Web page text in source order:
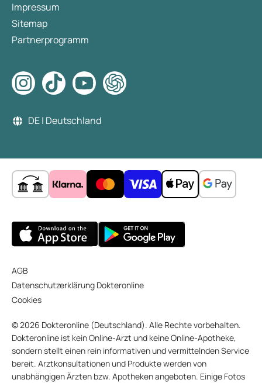
Impressum
Sitemap
Partnerprogramm
DE | Deutschland
AGB
Datenschutzerklärung Dokteronline
Cookies
© 2026 Dokteronline (Deutschland). Alle Rechte vorbehalten.
Dokteronline ist kein Online-Arzt und keine Online-Apotheke,
sondern stellt einen rein informativen und vermittelnden Service
bereit. Arztkonsultationen und Produkte werden von
unabhängigen Ärzten bzw. Apotheken angeboten. Einige Fotos